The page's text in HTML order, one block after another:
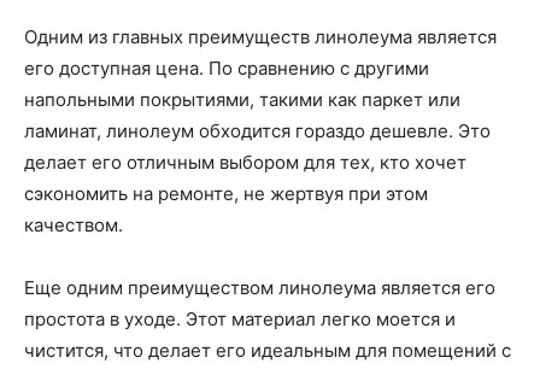
Одним из главных преимуществ линолеума является
его доступная цена. По сравнению с другими
напольными покрытиями, такими как паркет или
ламинат, линолеум обходится гораздо дешевле. Это
делает его отличным выбором для тех, кто хочет
сэкономить на ремонте, не жертвуя при этом
качеством.
Еще одним преимуществом линолеума является его
простота в уходе. Этот материал легко моется и
чистится, что делает его идеальным для помещений с